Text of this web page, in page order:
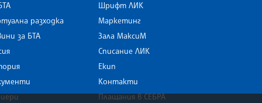
разходка
за БТА
Шрифт ЛИК
Маркетинг
Зала МаксиМ
Списание ЛИК
Екип
Контакти
Плащания в СЕБРА